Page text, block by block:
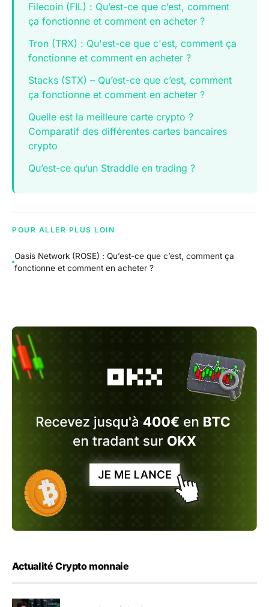
Filecoin (FIL) : Qu’est-ce que c’est, comment
ça fonctionne et comment en acheter ?
Tron (TRX) : Qu'est-ce que c'est, comment ça
fonctionne et comment en acheter ?
Stacks (STX) – Qu’est-ce que c’est, comment
ça fonctionne et comment en acheter ?
Quelle est la meilleure carte crypto ?
Comparatif des différentes cartes bancaires
crypto
Qu’est-ce qu’un Straddle en trading ?
POUR ALLER PLUS LOIN
Oasis Network (ROSE) : Qu’est-ce que c’est, comment ça
fonctionne et comment en acheter ?
Actualité Crypto monnaie